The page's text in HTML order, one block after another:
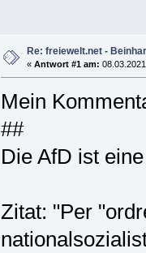
Re: freiewelt.net -
« Antwort #1 am:
Mein
##
Die AfD ist
Zitat: "Per